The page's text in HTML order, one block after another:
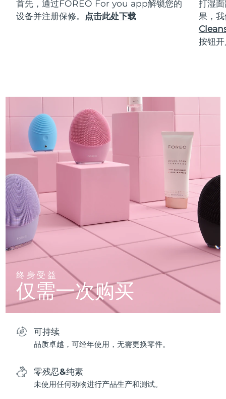
首先，通过FOREO For you app解锁您的
设备并注册保修。 点击此处下载
打湿
果，
按钮
终身受益
仅需一次购买
可持续
品质卓越，可经年使用，无需更换零件。
零残忍&纯素
未使用任何动物进行产品生产和测试。